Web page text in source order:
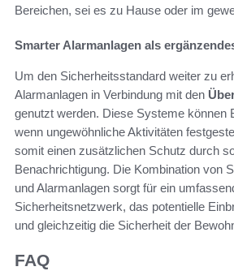
Bereichen, sei es zu Hause oder im
Smarter Alarmanlagen als
Um den Sicherheitsstandard weiter zu
Alarmanlagen in Verbindung mit den
genutzt werden. Diese Systeme können
wenn ungewöhnliche Aktivitäten
somit einen zusätzlichen Schutz durch
Benachrichtigung. Die Kombination von
und Alarmanlagen sorgt für ein
Sicherheitsnetzwerk, das potentielle
und gleichzeitig die Sicherheit der
FAQ